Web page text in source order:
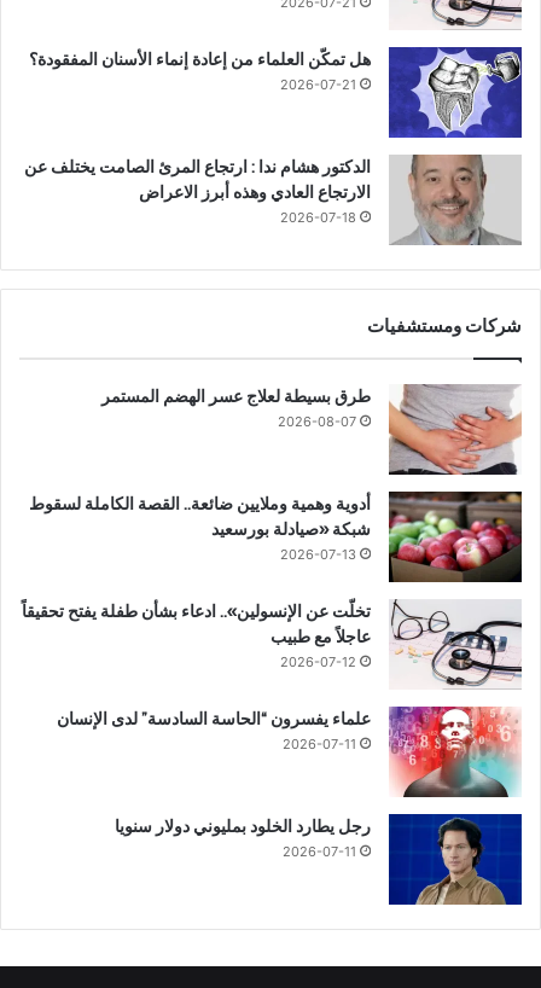
هل تمكّن العلماء من إعادة إنماء الأسنان المفقودة؟
2026-07-21
الدكتور هشام ندا : ارتجاع المرئ الصامت يختلف عن
الارتجاع العادي وهذه أبرز الاعراض
2026-07-18
شركات ومستشفيات
طرق بسيطة لعلاج عسر الهضم المستمر
2026-08-07
أدوية وهمية وملايين ضائعة.. القصة الكاملة لسقوط
شبكة «صيادلة بورسعيد
2026-07-13
تخلّت عن الإنسولين».. ادعاء بشأن طفلة يفتح تحقيقاً
عاجلاً مع طبيب
2026-07-12
علماء يفسرون “الحاسة السادسة” لدى الإنسان
2026-07-11
رجل يطارد الخلود بمليوني دولار سنويا
2026-07-11